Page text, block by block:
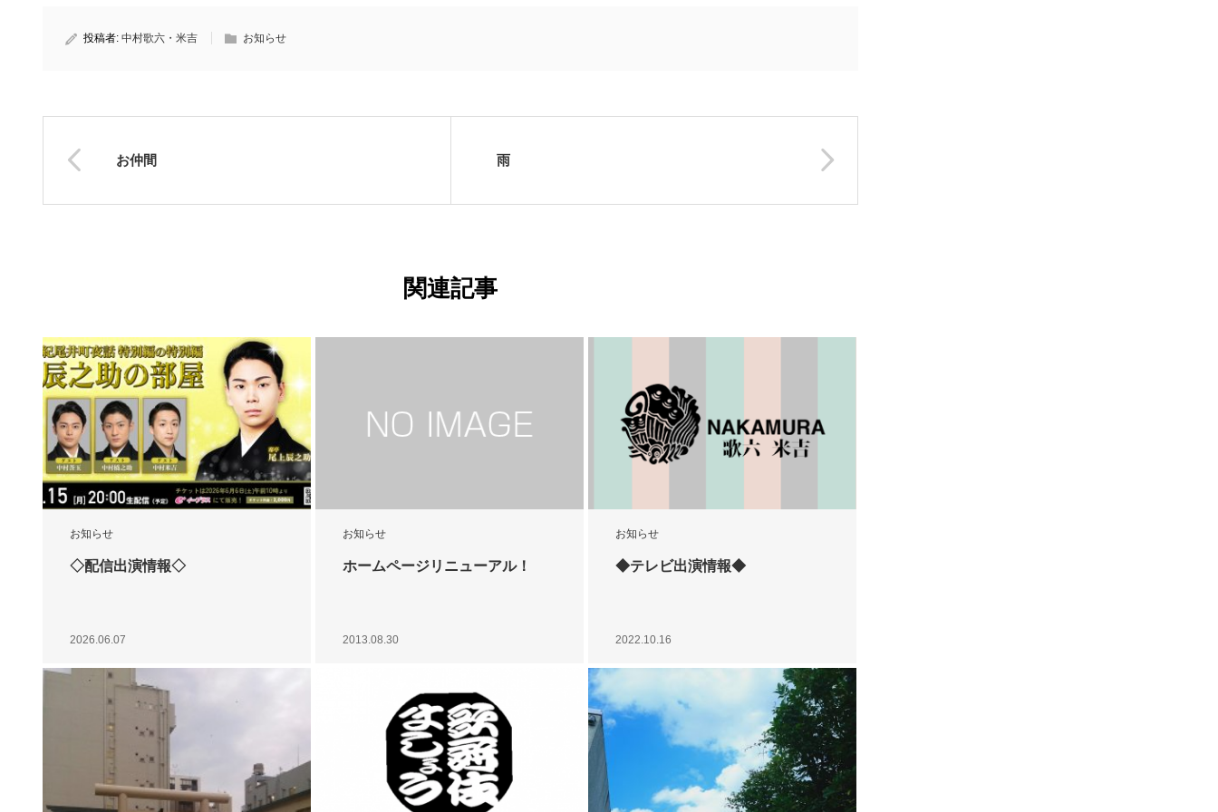
投稿者: 中村歌六・米吉 お知らせ
お仲間 雨
関連記事
お知らせ
◇配信出演情報◇
2026.06.07
お知らせ
ホームページリニューアル！
2013.08.30
お知らせ
◆テレビ出演情報◆
2022.10.16